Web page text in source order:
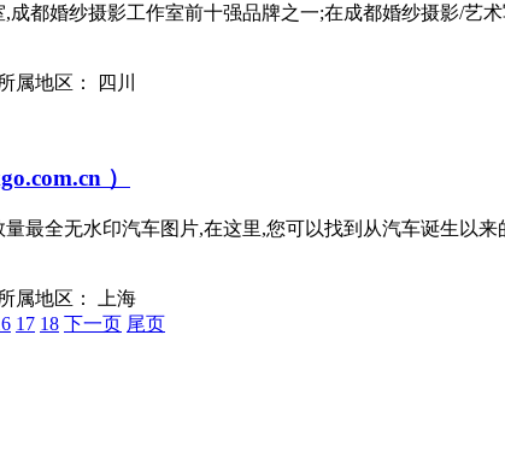
都婚纱摄影工作室前十强品牌之一;在成都婚纱摄影/
地区： 四川
）
最全无水印汽车图片,在这里,您可以找到从汽车诞生以
属地区： 上海
17 18 下一页 尾页